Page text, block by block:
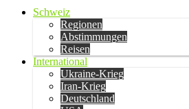
Schweiz
Regionen
Abstimmungen
Reisen
International
Ukraine-Krieg
Iran-Krieg
Deutschland